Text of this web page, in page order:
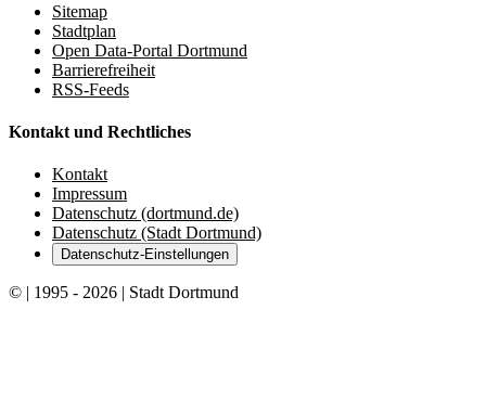
Sitemap
Stadtplan
Open Data-Portal Dortmund
Barrierefreiheit
RSS-Feeds
Kontakt und Rechtliches
Kontakt
Impressum
Datenschutz (dortmund.de)
Datenschutz (Stadt Dortmund)
Datenschutz-Einstellungen
© | 1995 - 2026 | Stadt Dortmund